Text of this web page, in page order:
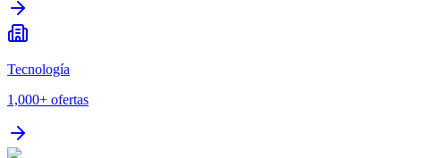
Tecnología
1,000+ ofertas